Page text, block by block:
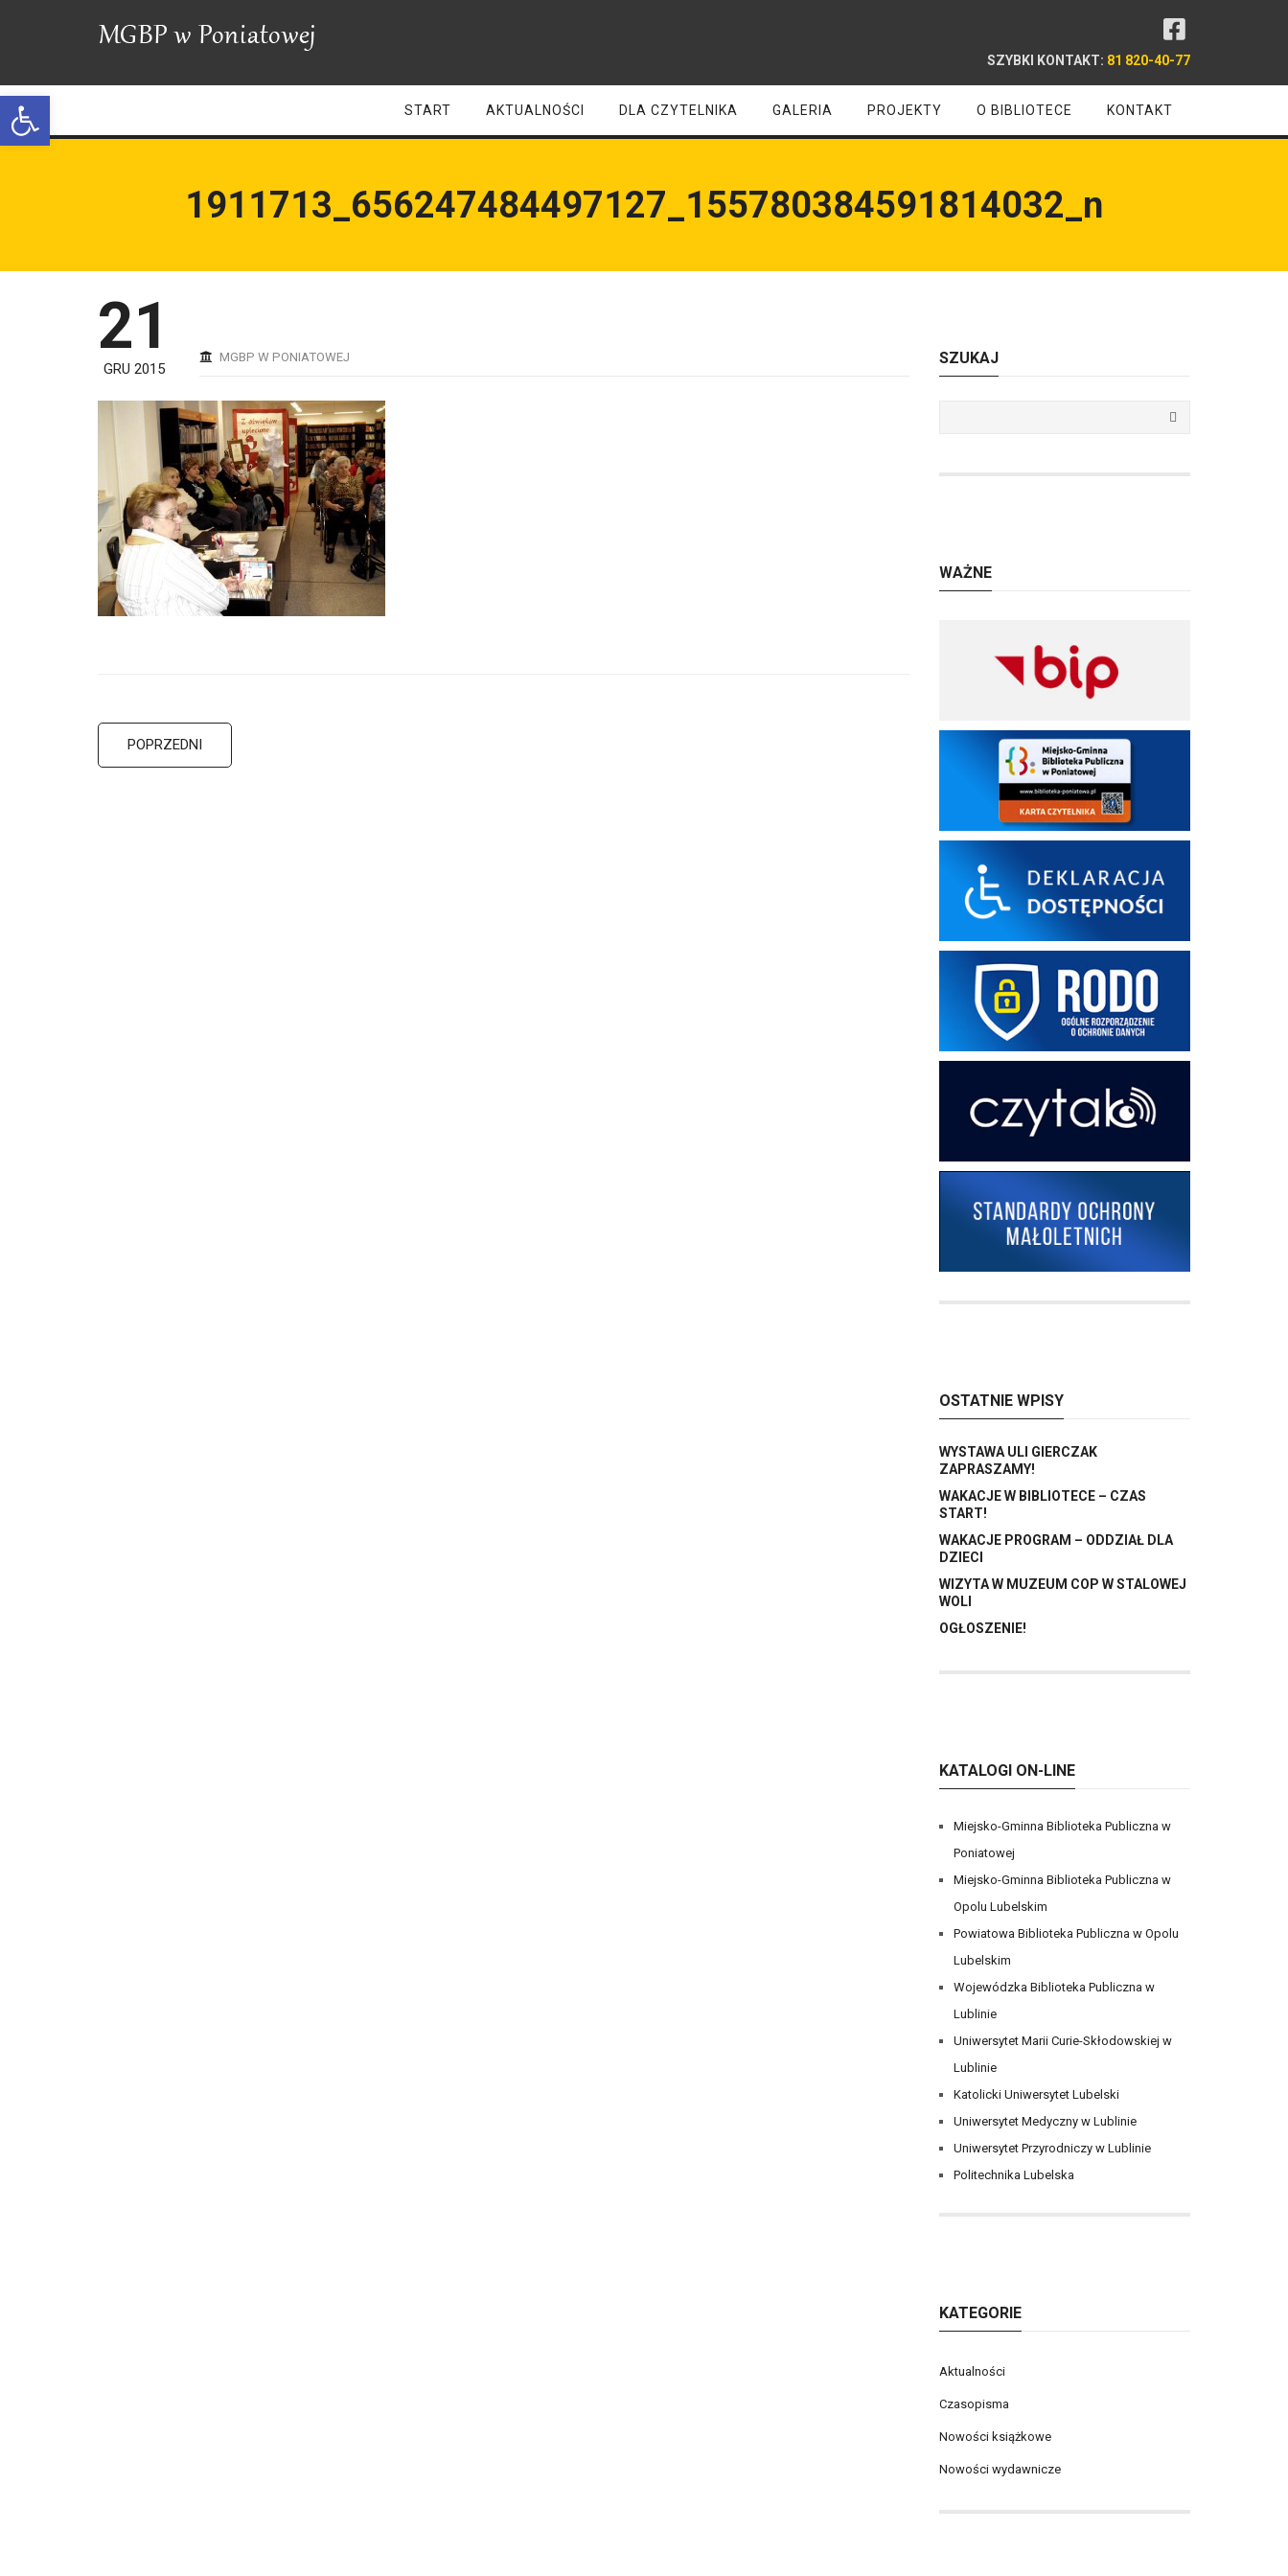
Open toolbar
SZYBKI KONTAKT: 81 820-40-77
START AKTUALNOŚCI DLA CZYTELNIKA GALERIA PROJEKTY O BIBLIOTECE KONTAKT
1911713_656247484497127_155780384591814032_n
21
GRU 2015
MGBP W PONIATOWEJ
POPRZEDNI
SZUKAJ
WAŻNE
OSTATNIE WPISY
WYSTAWA ULI GIERCZAK
ZAPRASZAMY!
WAKACJE W BIBLIOTECE – CZAS
START!
WAKACJE PROGRAM – ODDZIAŁ DLA
DZIECI
WIZYTA W MUZEUM COP W STALOWEJ
WOLI
OGŁOSZENIE!
KATALOGI ON-LINE
Miejsko-Gminna Biblioteka Publiczna w
Poniatowej
Miejsko-Gminna Biblioteka Publiczna w
Opolu Lubelskim
Powiatowa Biblioteka Publiczna w Opolu
Lubelskim
Wojewódzka Biblioteka Publiczna w
Lublinie
Uniwersytet Marii Curie-Skłodowskiej w
Lublinie
Katolicki Uniwersytet Lubelski
Uniwersytet Medyczny w Lublinie
Uniwersytet Przyrodniczy w Lublinie
Politechnika Lubelska
KATEGORIE
Aktualności
Czasopisma
Nowości książkowe
Nowości wydawnicze